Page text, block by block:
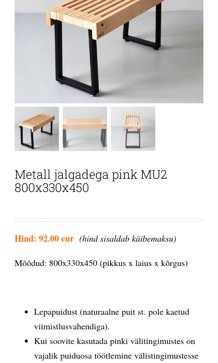
Metall jalgadega pink MU2
800x330x450
Hind: 92.00 eur (hind sisaldab käibemaksu)
Mõõdud: 800x330x450 (pikkus x laius x kõrgus)
Lepapuidust (naturaalne puit st. pole kaetud
viimistlusvahendiga).
Kui soovite kasutada pinki välitingimustes on
vajalik puiduosa töötlemine välistingimustesse